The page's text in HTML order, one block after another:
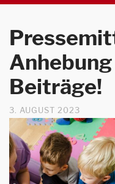
Beiträge!
3. AUGUST 2023